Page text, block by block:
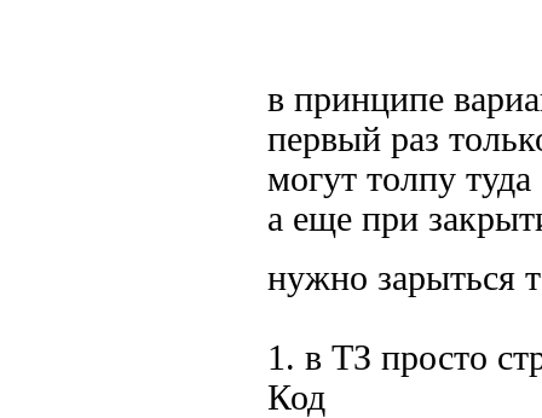
в принципе
первый раз
могут толпу
а еще при
нужно зарыться
1. в ТЗ просто
Код